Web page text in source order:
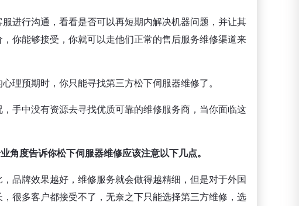
进行沟通，看看是否可以再短期内解决机器问题，并让其
你能够接受，你就可以走他们正常的售后服务维修渠道来
理预期时，你只能寻找第三方松下伺服器维修了。
手中没有资源去寻找优质可靠的维修服务商，当你面临这
度告诉你松下伺服器维修应该注意以下几点。
品牌效果越好，维修服务就会做得越精细，但是对于外国
很多客户都接受不了，无奈之下只能选择第三方维修，选